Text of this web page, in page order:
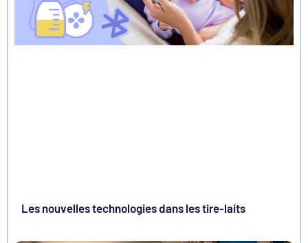
Les nouvelles technologies dans les tire-laits